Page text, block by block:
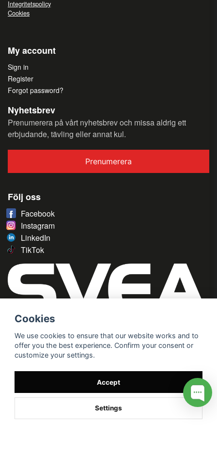
Integritetspolicy
Cookies
My account
Sign in
Register
Forgot password?
Nyhetsbrev
Prenumerera på vårt nyhetsbrev och missa aldrig ett
erbjudande, tävling eller annat kul.
Prenumerera
Följ oss
Facebook
Instagram
LinkedIn
TikTok
Cookies
We use cookies to ensure that our website works and to
offer you the best experience. Confirm your consent or
customize your settings.
Accept
Settings